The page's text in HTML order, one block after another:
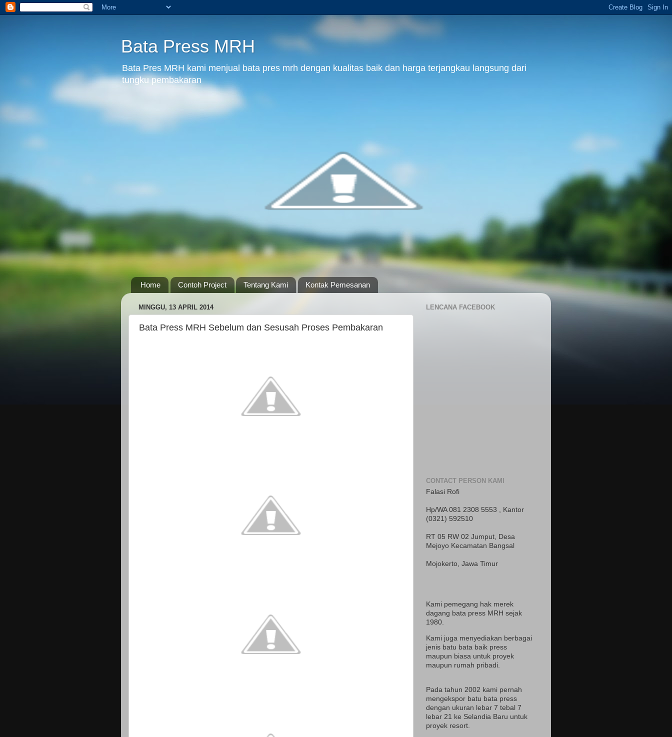
Bata Press MRH
Bata Pres MRH kami menjual bata pres mrh dengan kualitas baik dan harga terjangkau langsung dari
tungku pembakaran
Home Contoh Project Tentang Kami Kontak Pemesanan
MINGGU, 13 APRIL 2014
Bata Press MRH Sebelum dan Sesusah Proses Pembakaran
LENCANA FACEBOOK
CONTACT PERSON KAMI
Falasi Rofi
Hp/WA 081 2308 5553 , Kantor
(0321) 592510
RT 05 RW 02 Jumput, Desa
Mejoyo Kecamatan Bangsal
Mojokerto, Jawa Timur
Kami pemegang hak merek
dagang bata press MRH sejak
1980.
Kami juga menyediakan berbagai
jenis batu bata baik press
maupun biasa untuk proyek
maupun rumah pribadi.
Pada tahun 2002 kami pernah
mengekspor batu bata press
dengan ukuran lebar 7 tebal 7
lebar 21 ke Selandia Baru untuk
proyek resort.